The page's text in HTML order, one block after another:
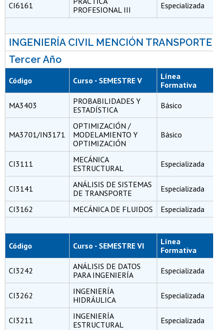
CI6161
PROFESIONAL III
Especializada
INGENIERÍA CIVIL MENCIÓN TRANSPORTE
Tercer Año
Código Curso - SEMESTRE V
Línea
Formativa
MA3403
PROBABILIDADES Y
ESTADÍSTICA
Básico
MA3701/IN3171
OPTIMIZACIÓN /
MODELAMIENTO Y
OPTIMIZACIÓN
Básico
CI3111
MECÁNICA
ESTRUCTURAL
Especializada
CI3141
ANÁLISIS DE SISTEMAS
DE TRANSPORTE
Especializada
CI3162 MECÁNICA DE FLUIDOS Especializada
Código Curso - SEMESTRE VI
Línea
Formativa
CI3242
ANÁLISIS DE DATOS
PARA INGENIERÍA
Especializada
CI3262
INGENIERÍA
HIDRÁULICA
Especializada
CI3211
INGENIERÍA
ESTRUCTURAL
Especializada